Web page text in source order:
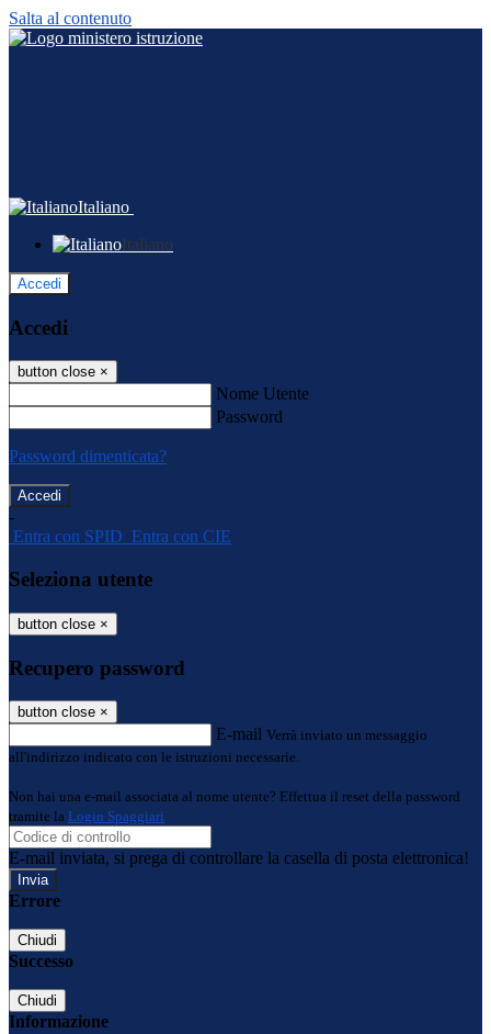
Salta al contenuto
Italiano
Italiano
Accedi
Accedi
button close ×
Nome Utente
Password
Password dimenticata?
-
Entra con SPID Entra con CIE
Seleziona utente
button close ×
Recupero password
button close ×
E-mail Verrà inviato un messaggio
all'indirizzo indicato con le istruzioni necessarie.
Non hai una e-mail associata al nome utente? Effettua il reset della password
tramite la Login Spaggiari
E-mail inviata, si prega di controllare la casella di posta elettronica!
Errore
Chiudi
Successo
Chiudi
Informazione